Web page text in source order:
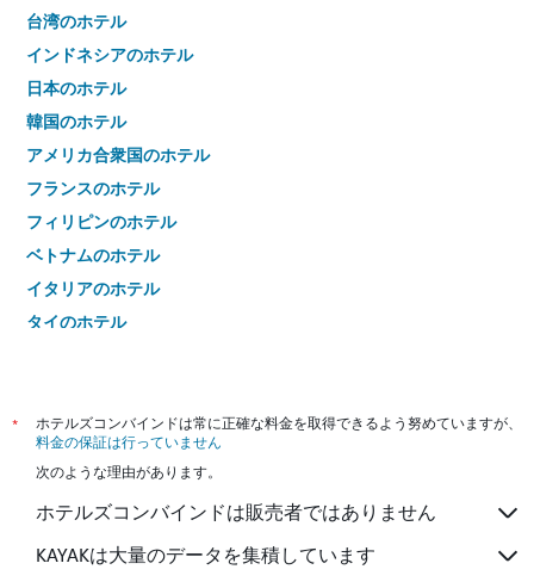
台湾のホテル
インドネシアのホテル
日本のホテル
韓国のホテル
アメリカ合衆国のホテル
フランスのホテル
フィリピンのホテル
ベトナムのホテル
イタリアのホテル
タイのホテル
*
ホテルズコンバインドは常に正確な料金を取得できるよう努めていますが、
料金の保証は行っていません
次のような理由があります。
ホテルズコンバインドは販売者ではありません
KAYAKは大量のデータを集積しています